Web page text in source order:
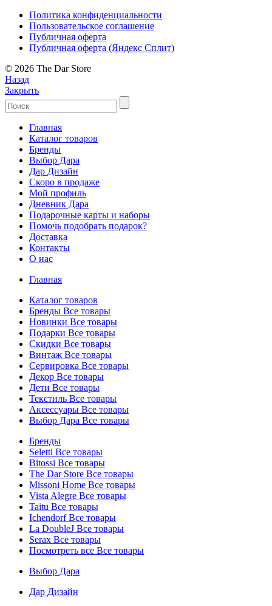
Политика конфиденциальности
Пользовательское соглашение
Публичная оферта
Публичная оферта (Яндекс Сплит)
© 2026 The Dar Store
Назад
Закрыть
Главная
Каталог товаров
Бренды
Выбор Дара
Дар Дизайн
Скоро в продаже
Мой профиль
Дневник Дара
Подарочные карты и наборы
Помочь подобрать подарок?
Доставка
Контакты
О нас
Главная
Каталог товаров
Бренды Все товары
Новинки Все товары
Подарки Все товары
Скидки Все товары
Винтаж Все товары
Сервировка Все товары
Декор Все товары
Дети Все товары
Текстиль Все товары
Аксессуары Все товары
Выбор Дара Все товары
Бренды
Seletti Все товары
Bitossi Все товары
The Dar Store Все товары
Missoni Home Все товары
Vista Alegre Все товары
Taitu Все товары
IchendorfВсе товары
La DoubleJ Все товары
Serax Все товары
Посмотреть все Все товары
Выбор Дара
Дар Дизайн